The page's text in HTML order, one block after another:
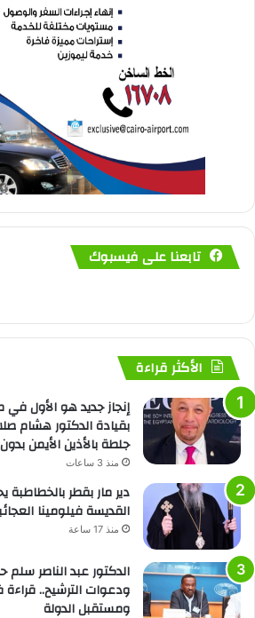
تابعنا على فيسبوك
الأكثر قراءة
إنجاز جديد هو الأول
بقيادة الدكتور هشام
جلطة بالأذين الأيمن
منذ 3 ساعات
دير مار بقطر
القديسة فيلومينا
منذ 17 ساعة
الدكتور عبد الناصر سلم
ودعوات الترشيح..
ومستقبل الدولة